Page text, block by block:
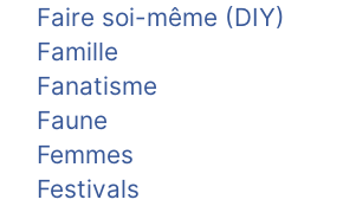
Faire soi-même (DIY)
Famille
Fanatisme
Faune
Femmes
Festivals